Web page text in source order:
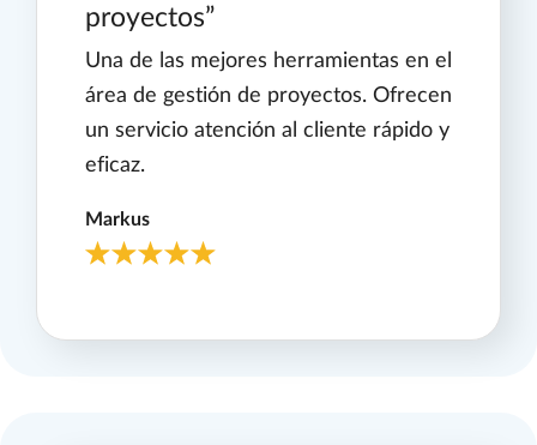
proyectos
Una de las mejores herramientas en el
área de gestión de proyectos. Ofrecen
un servicio atención al cliente rápido y
eficaz.
Markus